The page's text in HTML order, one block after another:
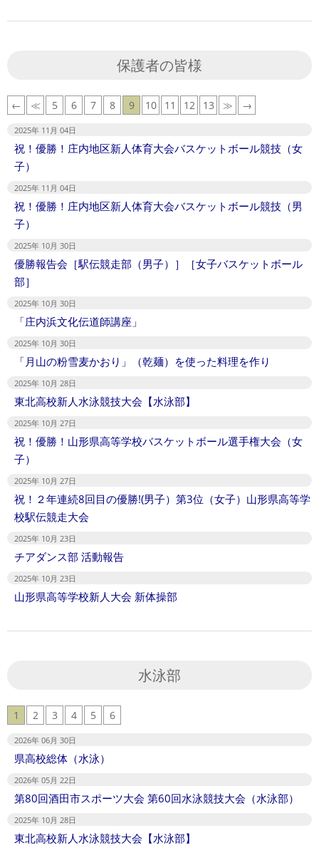
保護者の皆様
← ≪ 5 6 7 8 9 10 11 12 13 ≫ →
2025年 11月 04日
祝！優勝！庄内地区新人体育大会バスケットボール競技（女
子）
2025年 11月 04日
祝！優勝！庄内地区新人体育大会バスケットボール競技（男
子）
2025年 10月 30日
優勝報告会［駅伝競走部（男子）］［女子バスケットボール
部］
2025年 10月 30日
「庄内浜文化伝道師講座」
2025年 10月 30日
「月山の粉雪麦かおり」（乾麺）を使った料理を作り
2025年 10月 28日
東北高校新人水泳競技大会【水泳部】
2025年 10月 27日
祝！優勝！山形県高等学校バスケットボール選手権大会（女
子）
2025年 10月 27日
祝！２年連続8回目の優勝!(男子）第3位（女子）山形県高等学
校駅伝競走大会
2025年 10月 23日
チアダンス部 活動報告
2025年 10月 23日
山形県高等学校新人大会 新体操部
水泳部
1 2 3 4 5 6
2026年 06月 30日
県高校総体（水泳）
2026年 05月 22日
第80回酒田市スポーツ大会 第60回水泳競技大会（水泳部）
2025年 10月 28日
東北高校新人水泳競技大会【水泳部】